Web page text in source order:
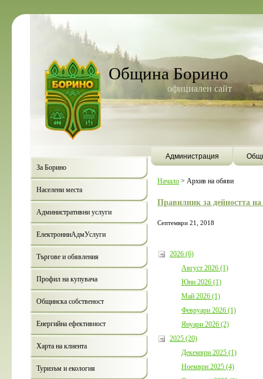
Община Борино
официален сайт
Администрация
За Борино
Населени места
Административни услуги
ЕлектронниАдмУслуги
Търгове и обявления
Профил на купувача
Общинска собственост
Енергийна ефективност
Харта на клиента
Туризъм и екология
Начало > Архив на обяви
Правилник за дейността
Септември 21, 2018
2026 (6)
Август 2026 (1)
Юни 2026 (1)
Май 2026 (1)
Февруари 2026 (1)
Януари 2026 (2)
2025 (20)
Декември 2025 (1)
Ноември 2025 (4)